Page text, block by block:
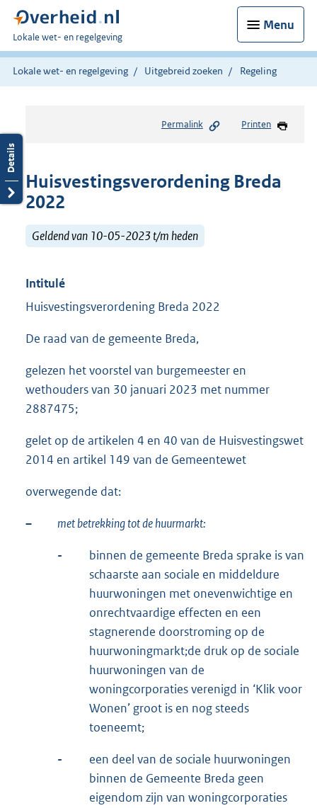
Menu
U
bent
hier:
Lokale wet- en regelgeving
Lokale wet- en regelgeving Uitgebreid zoeken Regeling
Permalink Printen
Huisvestingsverordening Breda
2022
Geldend van 10-05-2023 t/m heden
Intitulé
Huisvestingsverordening Breda 2022
De raad van de gemeente Breda,
gelezen het voorstel van burgemeester en
wethouders van 30 januari 2023 met nummer
2887475;
gelet op de artikelen 4 en 40 van de Huisvestingswet
2014 en artikel 149 van de Gemeentewet
overwegende dat:
– met betrekking tot de huurmarkt:
-
binnen de gemeente Breda sprake is van
schaarste aan sociale en middeldure
huurwoningen met onevenwichtige en
onrechtvaardige effecten en een
stagnerende doorstroming op de
huurwoningmarkt;de druk op de sociale
huurwoningen van de
woningcorporaties verenigd in ‘Klik voor
Wonen’ groot is en nog steeds
toeneemt;
-
een deel van de sociale huurwoningen
binnen de Gemeente Breda geen
eigendom zijn van woningcorporaties